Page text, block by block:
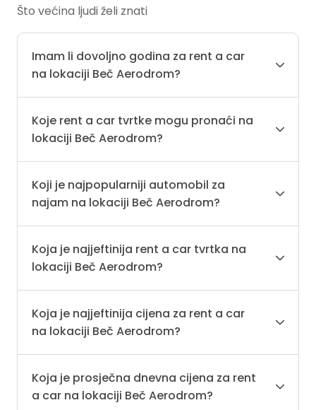
Što većina ljudi želi znati
Imam li dovoljno godina za rent a car
na lokaciji Beč Aerodrom?
Koje rent a car tvrtke mogu pronaći na
lokaciji Beč Aerodrom?
Koji je najpopularniji automobil za
najam na lokaciji Beč Aerodrom?
Koja je najjeftinija rent a car tvrtka na
lokaciji Beč Aerodrom?
Koja je najjeftinija cijena za rent a car
na lokaciji Beč Aerodrom?
Koja je prosječna dnevna cijena za rent
a car na lokaciji Beč Aerodrom?